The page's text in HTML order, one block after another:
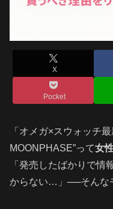
X
Pocket
「オメガ×スウォッチ
MOONPHASE”って女
「発売したばかりで情
からない…」──そんな